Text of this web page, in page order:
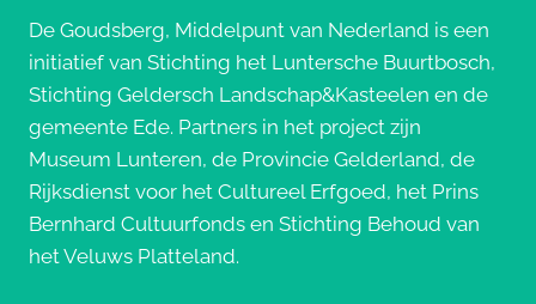
De Goudsberg, Middelpunt van Nederland is een
initiatief van Stichting het Luntersche Buurtbosch,
Stichting Geldersch Landschap&Kasteelen en de
gemeente Ede. Partners in het project zijn
Museum Lunteren, de Provincie Gelderland, de
Rijksdienst voor het Cultureel Erfgoed, het Prins
Bernhard Cultuurfonds en Stichting Behoud van
het Veluws Platteland.